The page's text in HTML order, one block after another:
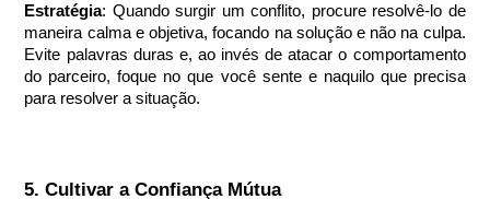
Estratégia: Quando surgir um conflito, procure resolvê-lo de
maneira calma e objetiva, focando na solução e não na culpa.
Evite palavras duras e, ao invés de atacar o comportamento
do parceiro, foque no que você sente e naquilo que precisa
para resolver a situação.
5. Cultivar a Confiança Mútua